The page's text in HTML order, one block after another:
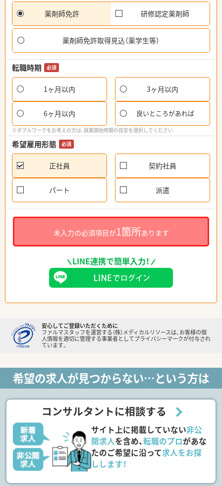
薬剤師免許 研修認定薬剤師
薬剤師免許取得見込（薬学生等）
転職時期 必須
1ヶ月以内 3ヶ月以内
6ヶ月以内 良いところがあれば
※ダブルワークをお考えの方は、就業開始時期の目安を選択してください
希望雇用形態 必須
正社員 契約社員
パート 派遣
未入力の必須項目が1箇所あります
LINE連携で簡単入力！
安心してご登録いただくために
ファルマスタッフを運営する（株）メディカルリソースは、お客様の個
人情報を適切に管理する事業者としてプライバシーマークが付与され
ています。
希望の求人が見つからない…という方は
コンサルタントに相談する
サイト上に掲載していない非公
開求人を含め、転職のプロがあな
たのご希望に沿って求人をお探
しします！